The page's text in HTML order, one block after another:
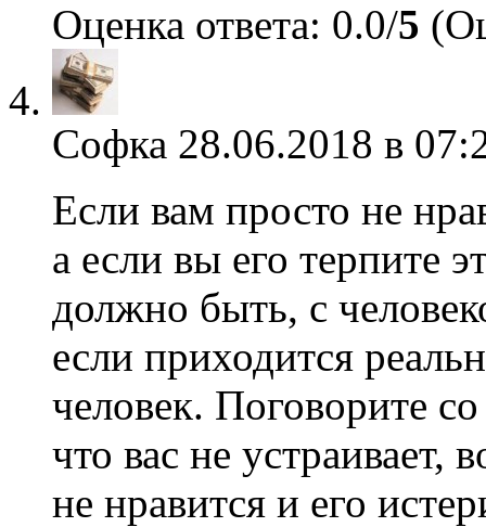
Оценка ответа: 0.0/5
Софка 28.06.2018 в
Если вам просто не
а если вы его терпите
должно быть, с
если приходится
человек. Поговорите
что вас не устраивает,
не нравится и его